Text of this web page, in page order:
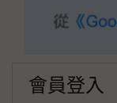
會員登入